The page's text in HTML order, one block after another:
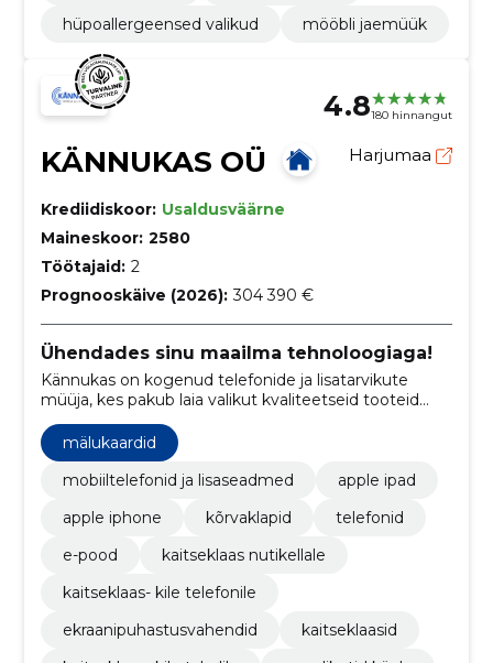
hüpoallergeensed valikud mööbli jaemüük
4.8180 hinnangut
KÄNNUKAS OÜ Harjumaa
Krediidiskoor: Usaldusväärne
Maineskoor: 2580
Töötajaid: 2
Prognooskäive (2026): 304 390 €
Ühendades sinu maailma tehnoloogiaga!
Kännukas on kogenud telefonide ja lisatarvikute
müüja, kes pakub laia valikut kvaliteetseid tooteid
ning kiiret tarneid oma müügisalongist ja e-poest.
mälukaardid
mobiiltelefonid ja lisaseadmed
apple ipad
apple iphone
kõrvaklapid
telefonid
e-pood
kaitseklaas nutikellale
kaitseklaas- kile telefonile
ekraanipuhastusvahendid
kaitseklaasid